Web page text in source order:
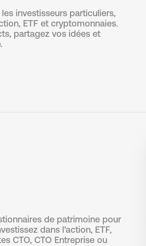
investisseurs particuliers,
ETF et cryptomonnaies.
partagez vos idées et
de patrimoine pour
dans l’action, ETF,
CTO, CTO Entreprise ou